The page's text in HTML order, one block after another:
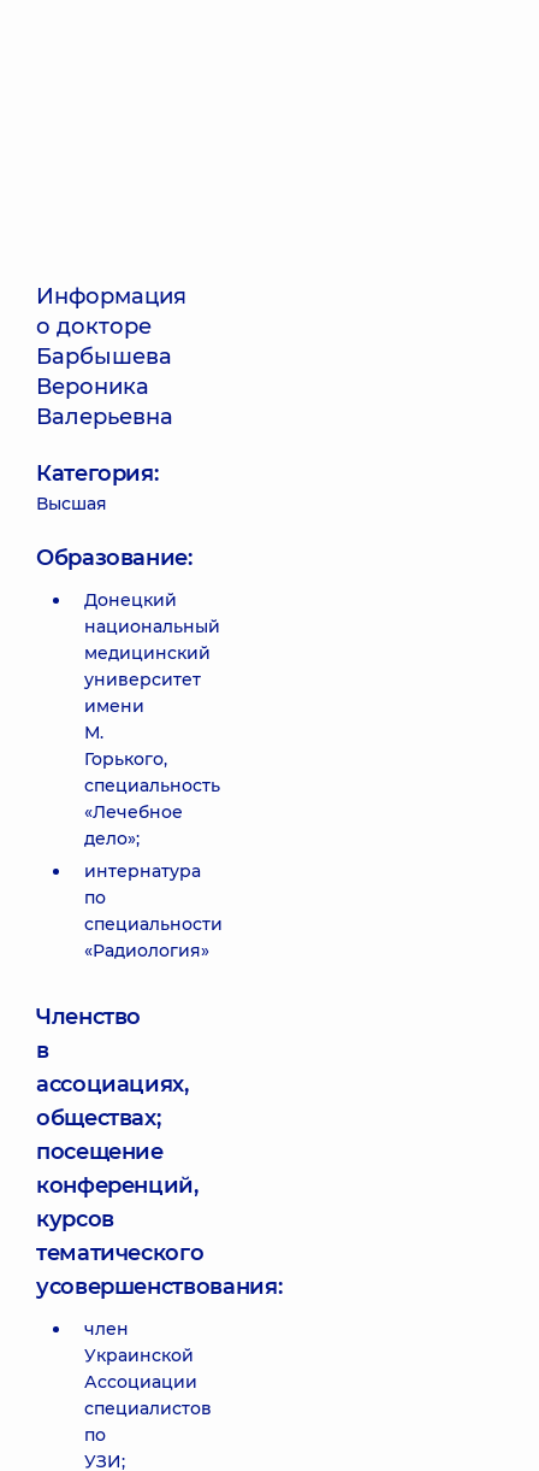
Информация
о докторе
Барбышева
Вероника
Валерьевна
Категория:
Высшая
Образование:
Донецкий
национальный
медицинский
университет
имени
М.
Горького,
специальность
«Лечебное
дело»;
интернатура
по
специальности
«Радиология»
Членство
в
ассоциациях,
обществах;
посещение
конференций,
курсов
тематического
усовершенствования:
член
Украинской
Ассоциации
специалистов
по
УЗИ;